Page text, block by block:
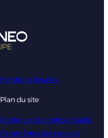
Mentions légales
Plan du site
Politique de confidentialité
Paramètres des cookies